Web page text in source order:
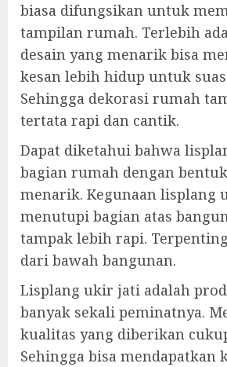
biasa difungsikan untuk
tampilan rumah. Terlebih
desain yang menarik bisa
kesan lebih hidup untuk
Sehingga dekorasi rumah
tertata rapi dan cantik.
Dapat diketahui bahwa
bagian rumah dengan
menarik. Kegunaan lisplang
menutupi bagian atas
tampak lebih rapi.
dari bawah bangunan.
Lisplang ukir jati adalah
banyak sekali peminatnya.
kualitas yang diberikan
Sehingga bisa mendapatkan